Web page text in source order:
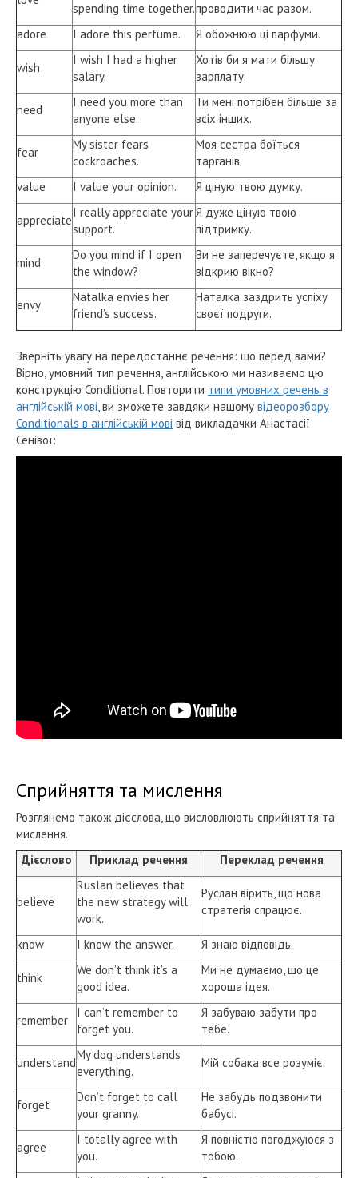
spending time together.проводити час разом.
adore
I adore this perfume. Я обожнюю ці парфуми.
wish
I wish I had a higher
salary.
Хотів би я мати більшу
зарплату.
need
I need you more than
anyone else.
Ти мені потрібен більше за
всіх інших.
fear
My sister fears
cockroaches.
Моя сестра боїться
тарганів.
value
I value your opinion. Я ціную твою думку.
appreciate
I really appreciate your
support.
Я дуже ціную твою
підтримку.
mind
Do you mind if I open
the window?
Ви не заперечуєте, якщо я
відкрию вікно?
envy
Natalka envies her
friend’s success.
Наталка заздрить успіху
своєї подруги.
Зверніть увагу на передостаннє речення: що перед вами?
Вірно, умовний тип речення, англійською ми називаємо цю
конструкцію Conditional. Повторити типи умовних речень в
англійській мові, ви зможете завдяки нашому відеорозбору
Conditionals в англійській мові від викладачки Анастасії
Сенівої:
Сприйняття та мислення
Розглянемо також дієслова, що висловлюють сприйняття та
мислення.
Дієслово
Приклад речення Переклад речення
believe
Ruslan believes that
the new strategy will
work.
Руслан вірить, що нова
стратегія спрацює.
know I know the answer. Я знаю відповідь.
think
We don’t think it’s a
good idea.
Ми не думаємо, що це
хороша ідея.
remember
I can’t remember to
forget you.
Я забуваю забути про
тебе.
understand
My dog understands
everything.
Мій собака все розуміє.
forget
Don’t forget to call
your granny.
Не забудь подзвонити
бабусі.
agree
I totally agree with
you.
Я повністю погоджуюся з
тобою.